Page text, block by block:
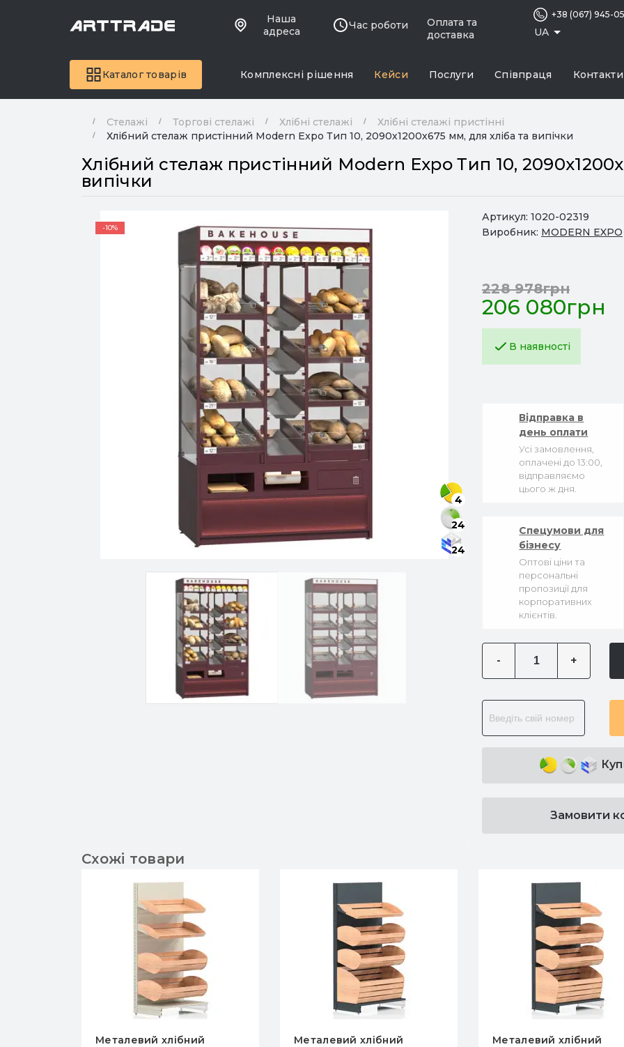
Наша
адреса
Час роботи
Оплата та
доставка
UA
+38 (067) 945-
Каталог товарів Комплексні рішення Кейси Послуги Співпраця Контакти
Стелажі Торгові стелажі Хлібні стелажі
Хлібні стелажі пристінні
Хлібний стелаж пристінний Modern Expo Тип 10, 2090х1200х675 мм, для хліба та випічки
Хлібний стелаж пристінний Modern Expo Тип 10,
випічки
-10%
4
24
24
Артикул: 1020-02319
Виробник: MODERN EXPO
206 080грн
228 978грн
В наявності
Відправка в
день оплати
Усі замовлення,
оплачені до 13:00,
відправляємо
цього ж дня.
Спецумови для
бізнесу
Оптові ціни та
персональні
пропозиції для
корпоративних
клієнтів.
- +
Замовити
Схожі товари
Металевий хлібний
Металевий хлібний
Металевий хлібний